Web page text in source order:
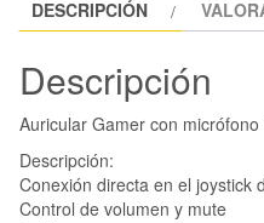
DESCRIPCIÓN
Descripción
Auricular Gamer con
Descripción:
Conexión directa en el joystick
Control de volumen y mute